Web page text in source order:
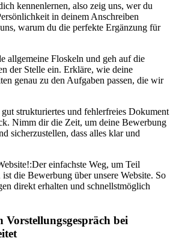
kennenlernen, also zeig uns, wer du
in deinem Anschreiben
warum du die perfekte Ergänzung für
allgemeine Floskeln und geh auf die
der Stelle ein. Erkläre, wie deine
genau zu den Aufgaben passen, die wir
strukturiertes und fehlerfreies Dokument
Nimm dir die Zeit, um deine Bewerbung
sicherzustellen, dass alles klar und
Der einfachste Weg, um Teil
ist die Bewerbung über unsere Website. So
direkt erhalten und schnellstmöglich
Vorstellungsgespräch bei